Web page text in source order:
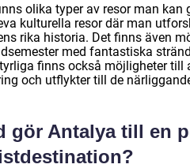
olika typer av resor man kan
kulturella resor där man
rika historia. Det finns även
med fantastiska
finns också möjligheter till
och utflykter till de
gör Antalya till en